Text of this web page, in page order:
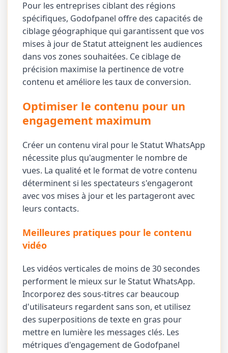
Pour les entreprises ciblant des régions
spécifiques, Godofpanel offre des capacités de
ciblage géographique qui garantissent que vos
mises à jour de Statut atteignent les audiences
dans vos zones souhaitées. Ce ciblage de
précision maximise la pertinence de votre
contenu et améliore les taux de conversion.
Optimiser le contenu pour un
engagement maximum
Créer un contenu viral pour le Statut WhatsApp
nécessite plus qu'augmenter le nombre de
vues. La qualité et le format de votre contenu
déterminent si les spectateurs s'engageront
avec vos mises à jour et les partageront avec
leurs contacts.
Meilleures pratiques pour le contenu
vidéo
Les vidéos verticales de moins de 30 secondes
performent le mieux sur le Statut WhatsApp.
Incorporez des sous-titres car beaucoup
d'utilisateurs regardent sans son, et utilisez
des superpositions de texte en gras pour
mettre en lumière les messages clés. Les
métriques d'engagement de Godofpanel